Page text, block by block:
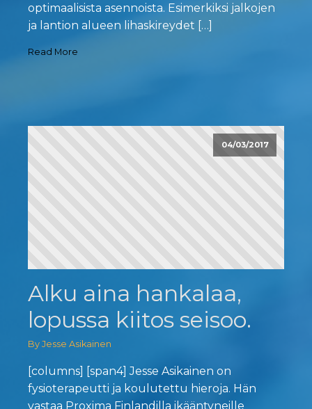
optimaalisista asennoista. Esimerkiksi jalkojen
ja lantion alueen lihaskireydet […]
Read More
04/03/2017
Alku aina hankalaa,
lopussa kiitos seisoo.
By Jesse Asikainen
[columns] [span4] Jesse Asikainen on
fysioterapeutti ja koulutettu hieroja. Hän
vastaa Proxima Finlandilla ikääntyneille